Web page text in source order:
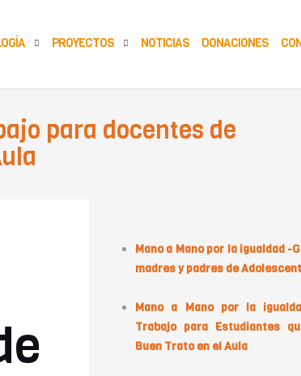
PROYECTOS NOTICIAS DONACIONES
para docentes de
Mano a Mano por la igualdad -
madres y padres de
Mano a Mano por la
Trabajo para Estudiantes
Buen Trato en el Aula